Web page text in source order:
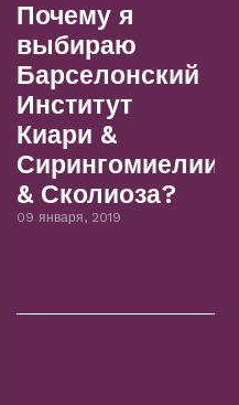
Почему я
выбираю
Барселонский
Институт
Киари &
Сирингомиелии
& Сколиоза?
09 января, 2019